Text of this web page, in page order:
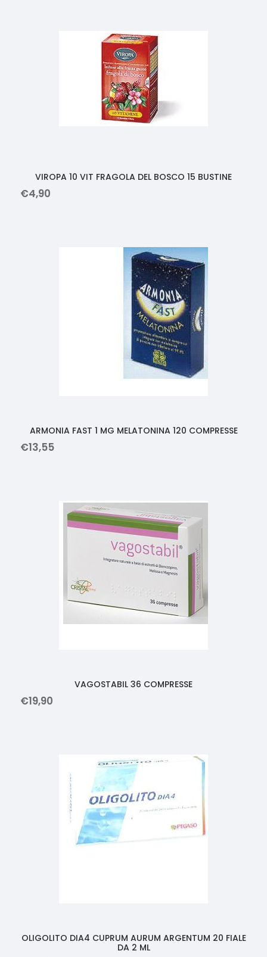
VIROPA 10 VIT FRAGOLA DEL BOSCO 15 BUSTINE
€4,90
ARMONIA FAST 1 MG MELATONINA 120 COMPRESSE
€13,55
VAGOSTABIL 36 COMPRESSE
€19,90
OLIGOLITO DIA4 CUPRUM AURUM ARGENTUM 20 FIALE
DA 2 ML